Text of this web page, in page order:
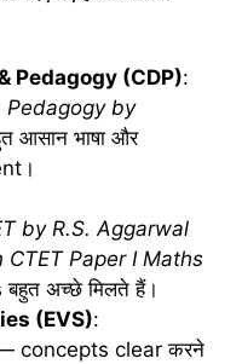
Pedagogy (CDP):
Pedagogy by
आसान भाषा और
by R.S. Aggarwal
Paper I Maths
अच्छे मिलते हैं।
(EVS):
concepts clear करने